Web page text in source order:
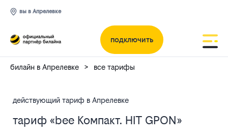
вы в Апрелевке
подключить
билайн в Апрелевке все тарифы
действующий тариф в Апрелевке
тариф «bee Компакт. HIT GPON»